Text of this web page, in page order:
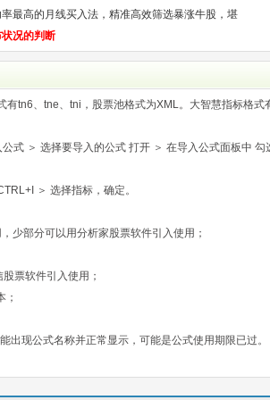
最高的月线买入法，精准高效筛选暴涨牛股，堪
！
况的判断
有tn6、tne、tni，股票池格式为XML。大智慧指标格式
式 ＞ 选择要导入的公式 打开 ＞ 在导入公式面板中 勾
＞ 选择指标，确定。
少部分可以用分析家股票软件引入使用；
票软件引入使用；
；
现公式名称并正常显示，可能是公式使用期限已过。